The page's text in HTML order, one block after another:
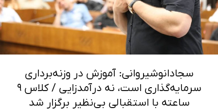
سجادانوشیروانی: آموزش در وزنه‌برداری
سرمایه‌گذاری است، نه درآمدزایی / کلاس ۹
ساعته با استقبالی بی‌نظیر برگزار شد